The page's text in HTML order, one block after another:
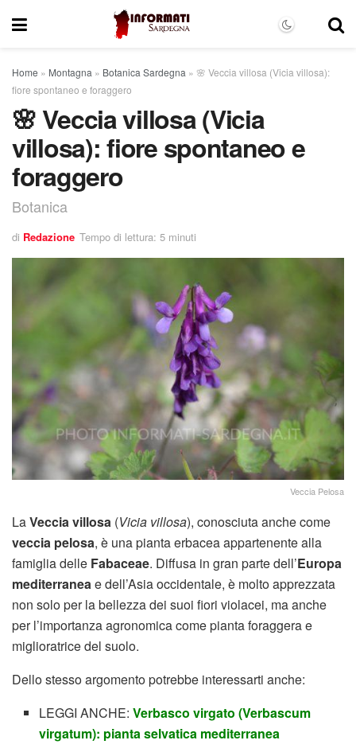
Home » Montagna » Botanica Sardegna » 🌸 Veccia villosa (Vicia villosa):
fiore spontaneo e foraggero
🌸 Veccia villosa (Vicia
villosa): fiore spontaneo e
foraggero
Botanica
di Redazione Tempo di lettura: 5 minuti
Veccia Pelosa
LaVeccia villosa (Vicia villosa), conosciuta anche come
veccia pelosa, è una pianta erbacea appartenente alla
famiglia delle Fabaceae. Diffusa in gran parte dell’Europa
mediterraneae dell’Asia occidentale, è molto apprezzata
non solo per la bellezza dei suoi fiori violacei, ma anche
per l’importanza agronomica come pianta foraggera e
miglioratrice del suolo.
Dello stesso argomento potrebbe interessarti anche:
LEGGI ANCHE:Verbasco virgato (Verbascum
virgatum): pianta selvatica mediterranea